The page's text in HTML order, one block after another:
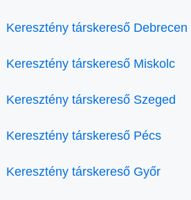
Keresztény társkereső Debrecen
Keresztény társkereső Miskolc
Keresztény társkereső Szeged
Keresztény társkereső Pécs
Keresztény társkereső Győr